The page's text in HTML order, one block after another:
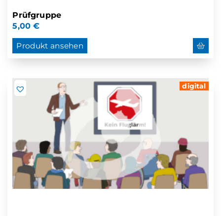
Prüfgruppe
5,00€
Produkt ansehen
digital